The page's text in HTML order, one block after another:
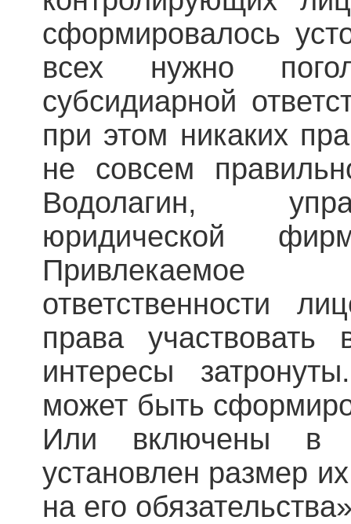
сформировалось
всех нужно
субсидиарной
при этом никаких
не совсем
Водолагин,
юридической
ответственности
права участвовать
интересы
может быть
Или включены в
установлен размер
на его